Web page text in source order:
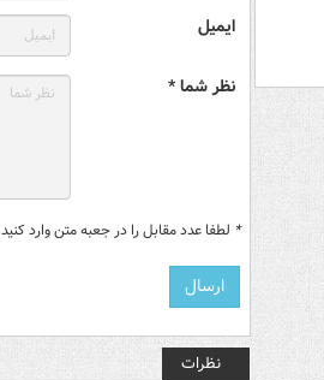
ایمیل
نظر شما *
* لطفا عدد مقابل را در جعبه متن وارد کنید
نظرات